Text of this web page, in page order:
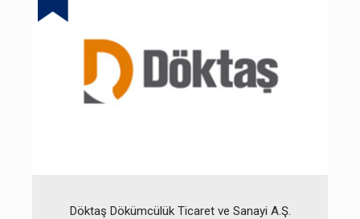
Döktaş Dökümcülük Ticaret ve Sanayi A.Ş.